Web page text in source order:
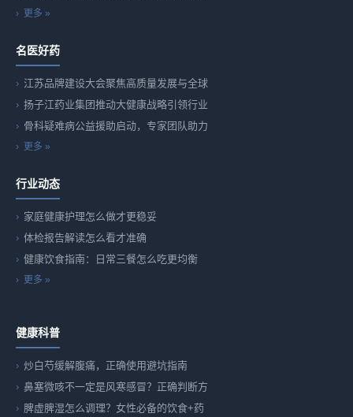
更多 »
名医好药
江苏品牌建设大会聚焦高质量发展与全球
扬子江药业集团推动大健康战略引领行业
骨科疑难病公益援助启动，专家团队助力
更多 »
行业动态
家庭健康护理怎么做才更稳妥
体检报告解读怎么看才准确
健康饮食指南：日常三餐怎么吃更均衡
更多 »
健康科普
炒白芍缓解腹痛，正确使用避坑指南
鼻塞微咳不一定是风寒感冒？正确判断方
脾虚脾湿怎么调理？女性必备的饮食+药